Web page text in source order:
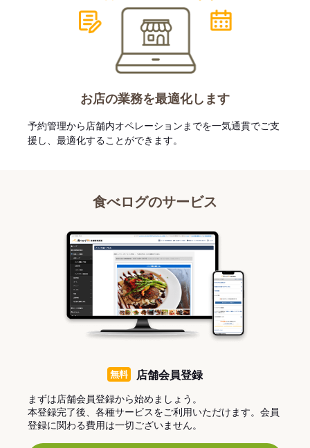
お店の業務を最適化します
予約管理から店舗内オペレーションまでを一気通貫でご支
援し、最適化することができます。
食べログのサービス
無料 店舗会員登録
まずは店舗会員登録から始めましょう。
本登録完了後、各種サービスをご利用いただけます。会員
登録に関わる費用は一切ございません。